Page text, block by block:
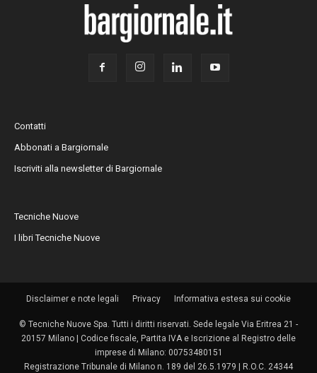
Contatti
Abbonati a Bargiornale
Iscriviti alla newsletter di Bargiornale
Tecniche Nuove
I libri Tecniche Nuove
Disclaimer e note legali Privacy Informativa estesa sui cookie
© Tecniche Nuove Spa. Tutti i diritti riservati. Sede legale Via Eritrea 21 -
20157 Milano | Codice fiscale, Partita IVA e Iscrizione al Registro delle
imprese di Milano: 00753480151
Registrazione Tribunale di Milano n. 189 del 26.5.1979 | R.O.C. 24344